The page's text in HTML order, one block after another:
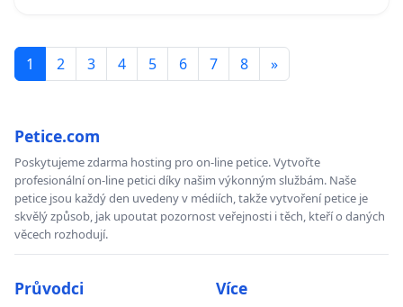
1 2 3 4 5 6 7 8 »
Petice.com
Poskytujeme zdarma hosting pro on-line petice. Vytvořte
profesionální on-line petici díky našim výkonným službám. Naše
petice jsou každý den uvedeny v médiích, takže vytvoření petice je
skvělý způsob, jak upoutat pozornost veřejnosti i těch, kteří o daných
věcech rozhodují.
Průvodci Více